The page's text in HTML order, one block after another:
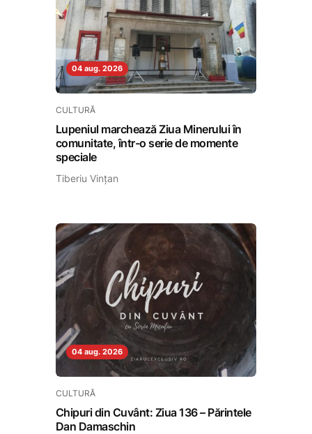
04 aug. 2026
CULTURĂ
Lupeniul marchează Ziua Minerului în
comunitate, într-o serie de momente
speciale
Tiberiu Vințan
04 aug. 2026
CULTURĂ
Chipuri din Cuvânt: Ziua 136 – Părintele
Dan Damaschin